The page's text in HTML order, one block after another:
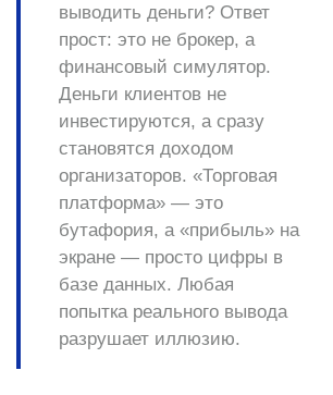
выводить деньги? Ответ
прост: это не брокер, а
финансовый симулятор.
Деньги клиентов не
инвестируются, а сразу
становятся доходом
организаторов. «Торговая
платформа» — это
бутафория, а «прибыль» на
экране — просто цифры в
базе данных. Любая
попытка реального вывода
разрушает иллюзию.